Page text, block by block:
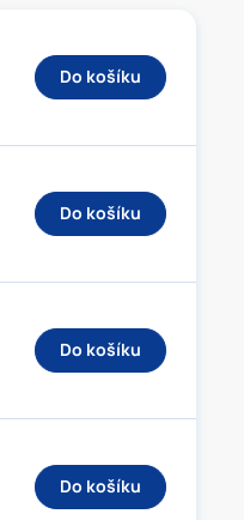
Do košíku
Do košíku
Do košíku
Do košíku